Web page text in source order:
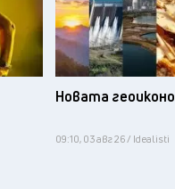
Новата
09:10, 03 авг 26 / Idealisti